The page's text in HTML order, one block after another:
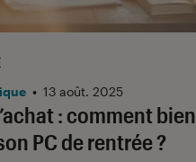
: comment bien
PC de rentrée ?
• 13 août. 2025